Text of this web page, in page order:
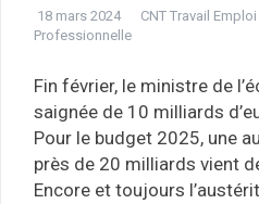
18 mars 2024
CNT Travail
Professionnelle
Fin février, le ministre de
saignée de 10 milliards
Pour le budget 2025, une
près de 20 milliards vient
Encore et toujours